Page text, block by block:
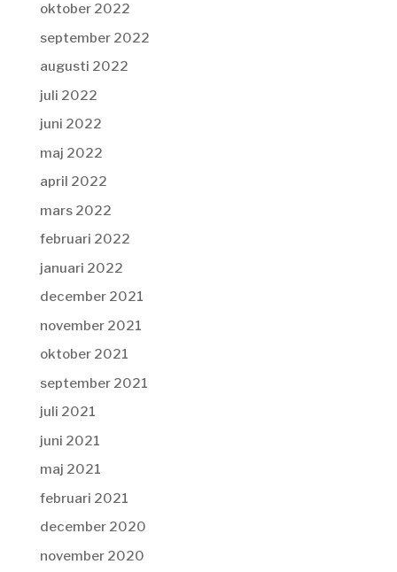
oktober 2022
september 2022
augusti 2022
juli 2022
juni 2022
maj 2022
april 2022
mars 2022
februari 2022
januari 2022
december 2021
november 2021
oktober 2021
september 2021
juli 2021
juni 2021
maj 2021
februari 2021
december 2020
november 2020